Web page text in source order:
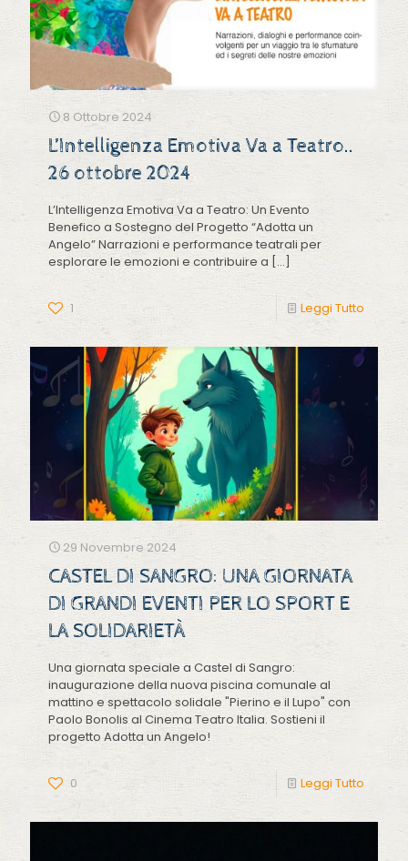
8 Ottobre 2024
L’Intelligenza Emotiva Va a Teatro..
26 ottobre 2024
L’Intelligenza Emotiva Va a Teatro: Un Evento
Benefico a Sostegno del Progetto “Adotta un
Angelo” Narrazioni e performance teatrali per
esplorare le emozioni e contribuire a […]
1 Leggi Tutto
29 Novembre 2024
CASTEL DI SANGRO: UNA GIORNATA
DI GRANDI EVENTI PER LO SPORT E
LA SOLIDARIETÀ
Una giornata speciale a Castel di Sangro:
inaugurazione della nuova piscina comunale al
mattino e spettacolo solidale "Pierino e il Lupo" con
Paolo Bonolis al Cinema Teatro Italia. Sostieni il
progetto Adotta un Angelo!
0 Leggi Tutto